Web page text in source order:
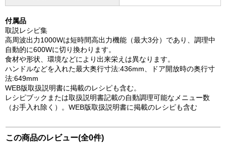
付属品
取説レシピ集
高周波出力1000Wは短時間高出力機能（最大3分）であり、調理中
自動的に600Wに切り換わります。
食材や形状、環境などにより出来栄えは異なります。
ハンドルなどを入れた最大奥行寸法:436mm、ドア開放時の奥行寸
法:649mm
WEB版取扱説明書に掲載のレシピも含む。
レシピブックまたは取扱説明書記載の自動調理可能なメニュー数
（お手入れ除く）。WEB版取扱説明書に掲載のレシピも含む
この商品のレビュー(全0件)